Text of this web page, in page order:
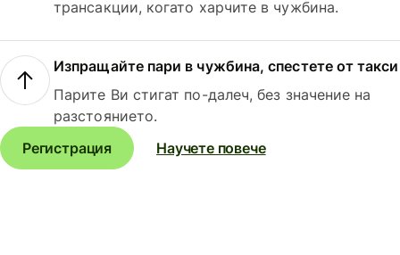
трансакции, когато харчите в чужбина.
Изпращайте пари в чужбина, спестете от такси
Парите Ви стигат по-далеч, без значение на
разстоянието.
Регистрация
Научете повече